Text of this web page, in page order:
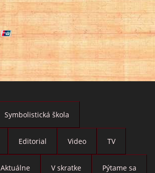
Symbolistická škola
Editorial Video TV
Aktuálne V skratke Pýtame sa